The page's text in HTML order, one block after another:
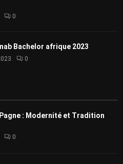
0
Bachelor afrique 2023
0
: Modernité et Tradition
0